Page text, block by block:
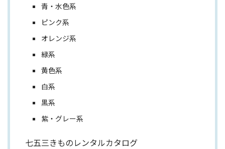
青・水色系
ピンク系
オレンジ系
緑系
黄色系
白系
黒系
紫・グレー系
七五三きものレンタルカタログ